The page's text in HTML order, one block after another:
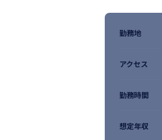
勤務地
アクセス
勤務時間
想定年収